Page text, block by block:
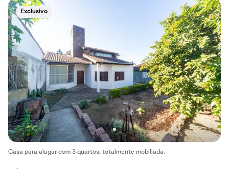
Exclusivo
Casa para alugar com 3 quartos, totalmente mobiliada.